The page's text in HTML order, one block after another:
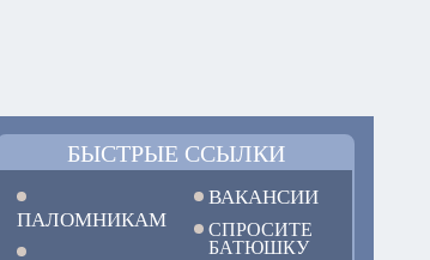
БЫСТРЫЕ ССЫЛКИ
ПАЛОМНИКАМ
ВАКАНСИИ
СПРОСИТЕ
БАТЮШКУ